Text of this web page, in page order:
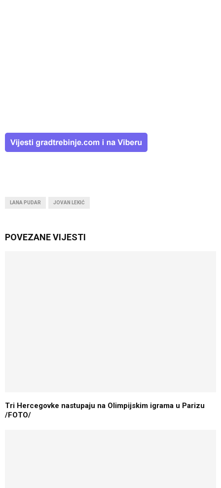
LANA PUDAR JOVAN LEKIĆ
POVEZANE VIJESTI
Tri Hercegovke nastupaju na Olimpijskim igrama u Parizu
/FOTO/